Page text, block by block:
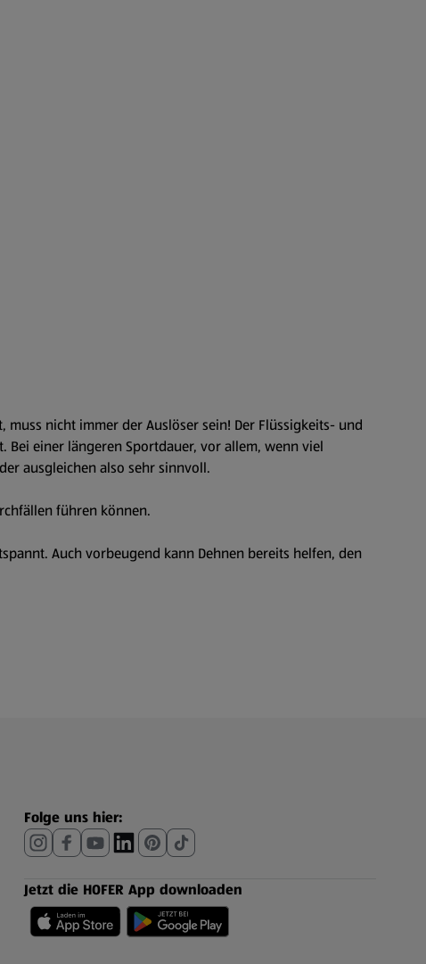
nicht immer der Auslöser sein! Der Flüssigkeits- und
einer längeren Sportdauer, vor allem, wenn viel
ausgleichen also sehr sinnvoll.
führen können.
Auch vorbeugend kann Dehnen bereits helfen, den
Folge uns hier:
Jetzt die HOFER App downloaden